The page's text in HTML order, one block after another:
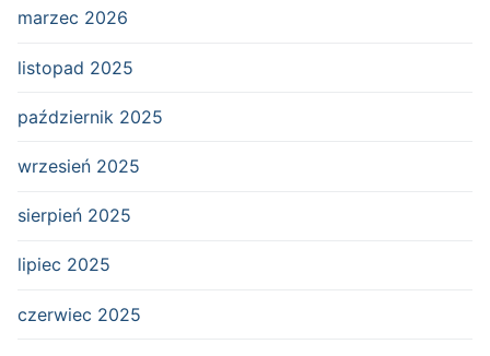
marzec 2026
listopad 2025
październik 2025
wrzesień 2025
sierpień 2025
lipiec 2025
czerwiec 2025